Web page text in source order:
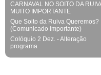
CARNAVAL NO SOITO DA
MUITO IMPORTANTE
Que Soito da Ruiva Queremos?
(Comunicado importante)
Colóquio 2 Dez. - Alteração
programa